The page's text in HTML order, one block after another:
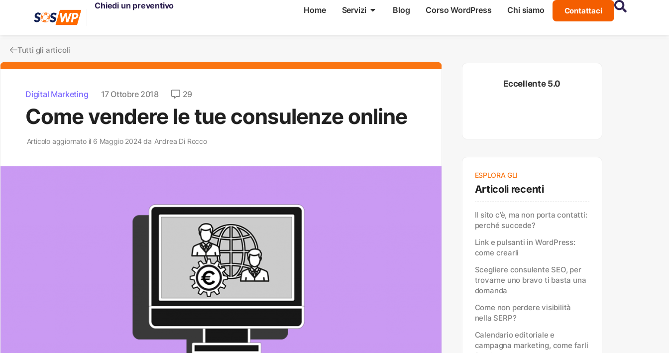
Home Servizi Blog Corso WordPress Chi siamo Contattaci
Chiedi un preventivo
Tutti gli articoli
Digital Marketing 17 Ottobre 2018 29
Come vendere le tue consulenze online
Articolo aggiornato il 6 Maggio 2024 da Andrea Di Rocco
Eccellente 5.0
ESPLORA GLI
Articoli recenti
Il sito c’è, ma non porta contatti:
perché succede?
Link e pulsanti in WordPress:
come crearli
Scegliere consulente SEO, per
trovarne uno bravo ti basta una
domanda
Come non perdere visibilità
nella SERP?
Calendario editoriale e
campagna marketing, come farli